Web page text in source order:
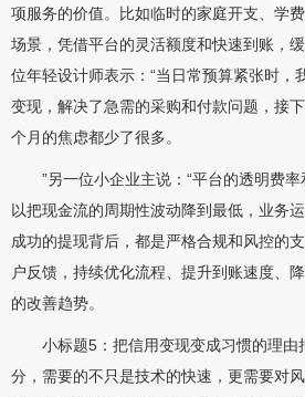
项服务的价值。比如临时的家庭开支、学
场景，凭借平台的灵活额度和快速到账，
位年轻设计师表示：“当日常预算紧张时，
变现，解决了急需的采购和付款问题，接
个月的焦虑都少了很多。
”另一位小企业主说：“平台的透明费
以把现金流的周期性波动降到最低，业务
成功的提现背后，都是严格合规和风控的
户反馈，持续优化流程、提升到账速度、
的改善趋势。
小标题5：把信用变现变成习惯的理由
分，需要的不只是技术的快速，更需要对